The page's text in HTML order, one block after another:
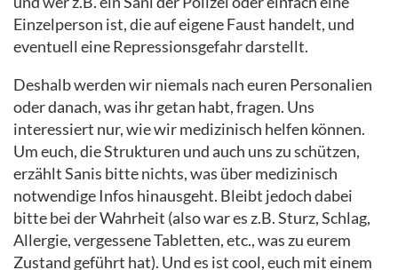
Einzelperson ist, die auf eigene Faust handelt, und
eventuell eine Repressionsgefahr darstellt.
Deshalb werden wir niemals nach euren Personalien
oder danach, was ihr getan habt, fragen. Uns
interessiert nur, wie wir medizinisch helfen können.
Um euch, die Strukturen und auch uns zu schützen,
erzählt Sanis bitte nichts, was über medizinisch
notwendige Infos hinausgeht. Bleibt jedoch dabei
bitte bei der Wahrheit (also war es z.B. Sturz, Schlag,
Allergie, vergessene Tabletten, etc., was zu eurem
Zustand geführt hat). Und es ist cool, euch mit einem